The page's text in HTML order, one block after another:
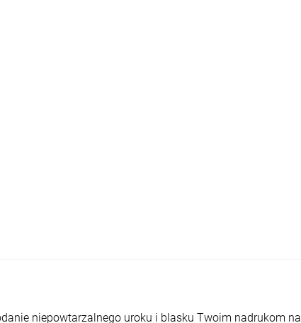
niepowtarzalnego uroku i blasku Twoim nadrukom na